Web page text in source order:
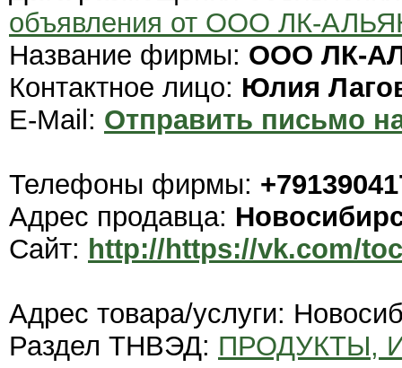
объявления от ООО ЛК-
Название фирмы: ООО ЛК-
Контактное лицо: Юлия
E-Mail: Отправить письмо
Телефоны фирмы:
Адрес продавца:
Сайт: http://https://vk.com/
Адрес товара/услуги:
Раздел ТНВЭД: ПРОДУКТЫ,